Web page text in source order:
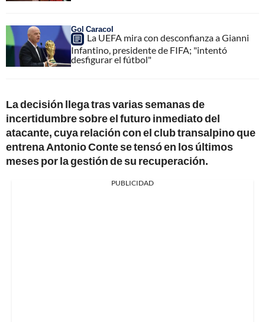
Gol Caracol
La UEFA mira con desconfianza a Gianni
Infantino, presidente de FIFA; "intentó
desfigurar el fútbol"
La decisión llega tras varias semanas de
incertidumbre sobre el futuro inmediato del
atacante, cuya relación con el club transalpino que
entrena Antonio Conte se tensó en los últimos
meses por la gestión de su recuperación.
PUBLICIDAD